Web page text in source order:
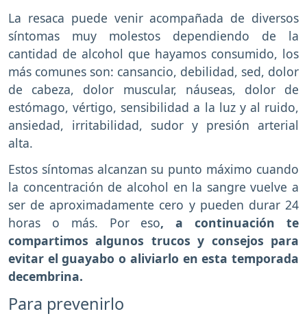
La resaca puede venir acompañada de diversos
síntomas muy molestos dependiendo de la
cantidad de alcohol que hayamos consumido, los
más comunes son: cansancio, debilidad, sed, dolor
de cabeza, dolor muscular, náuseas, dolor de
estómago, vértigo, sensibilidad a la luz y al ruido,
ansiedad, irritabilidad, sudor y presión arterial
alta.
Estos síntomas alcanzan su punto máximo cuando
la concentración de alcohol en la sangre vuelve a
ser de aproximadamente cero y pueden durar 24
horas o más. Por eso, a continuación te
compartimos algunos trucos y consejos para
evitar el guayabo o aliviarlo en esta temporada
decembrina.
Para prevenirlo